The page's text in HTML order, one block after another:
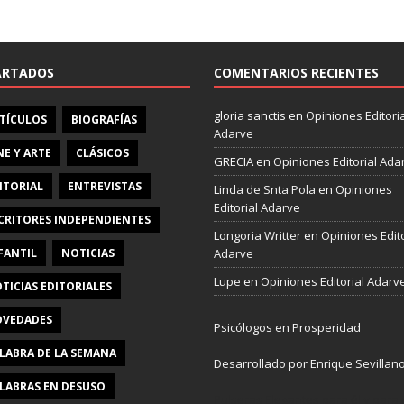
o
BIOGRAFÍAS
Y ARTE CLÁSICOS
ENTREVISTAS
INDEPENDIENTES
NOTICIAS
EDITORIALES
DE LA SEMANA
EN DESUSO
COMENTARIOS RECIENTES
gloria sanctis en Opiniones
Adarve
GRECIAen Opiniones Editorial
Linda de Snta Pola en Opiniones
Editorial Adarve
Longoria Writteren Opiniones
Adarve
Lupe en Opiniones Editorial
Psicólogos en Prosperidad
Desarrollado por Enrique